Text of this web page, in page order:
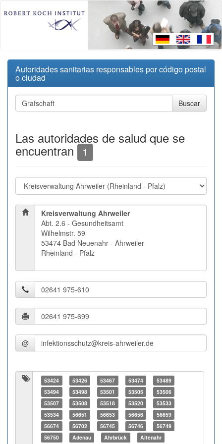
Autoridades sanitarias responsables por código postal
o ciudad
Las autoridades de salud que se
encuentran 1
Kreisverwaltung Ahrweiler
Abt. 2.6 - Gesundheitsamt
Wilhelmstr. 59
53474 Bad Neuenahr - Ahrweiler
Rheinland - Pfalz
@
53424 53426 53467 53474
53489
53494
53498 53501 53505
53506
53507
53508 53518 53520
53533
53534
56651 56653 56656
56659
56674
56702 56745 56746
56749
56750
Adenau Ahrbrück Altenahr